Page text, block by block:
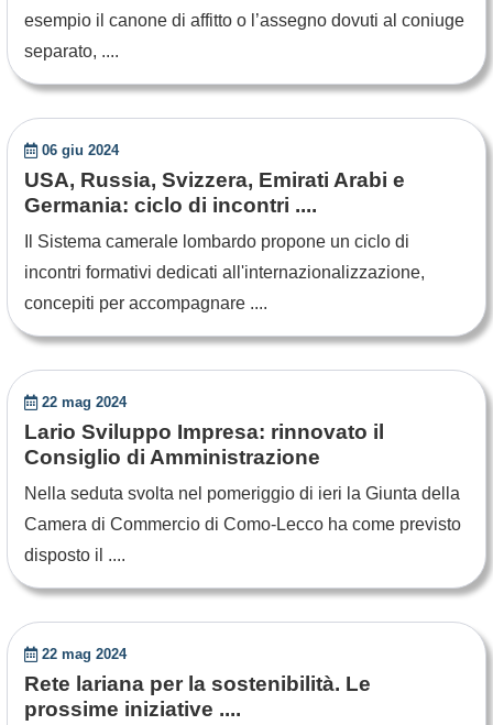
esempio il canone di affitto o l’assegno dovuti al coniuge
separato, ....
06 giu 2024
USA, Russia, Svizzera, Emirati Arabi e
Germania: ciclo di incontri ....
Il Sistema camerale lombardo propone un ciclo di
incontri formativi dedicati all'internazionalizzazione,
concepiti per accompagnare ....
22 mag 2024
Lario Sviluppo Impresa: rinnovato il
Consiglio di Amministrazione
Nella seduta svolta nel pomeriggio di ieri la Giunta della
Camera di Commercio di Como-Lecco ha come previsto
disposto il ....
22 mag 2024
Rete lariana per la sostenibilità. Le
prossime iniziative ....